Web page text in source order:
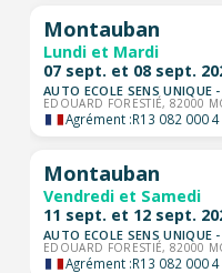
Montauban
Lundi et Mardi
07 sept. et 08 sept.
AUTO ECOLE SENS UNIQUE
EDOUARD FORESTIÉ, 82000
Agrément :R13 082 000
Montauban
Vendredi et Samedi
11 sept. et 12 sept.
AUTO ECOLE SENS UNIQUE
EDOUARD FORESTIÉ, 82000
Agrément :R13 082 000